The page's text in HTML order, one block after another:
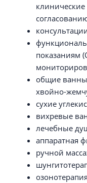
показаниям
общие
хвойно-
сухие
вихревые
лечебные
аппаратная
ручной